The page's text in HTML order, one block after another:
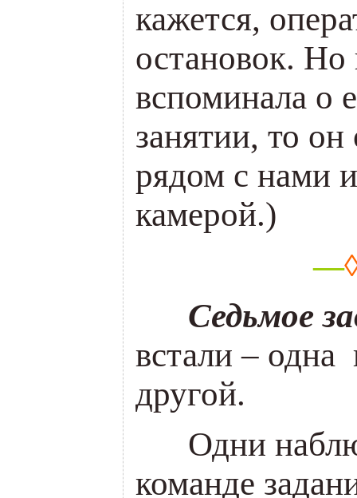
кажется,
остановок. Но
вспоминала о
занятии, то он
рядом с нами
камерой.)
—
Седьмое
встали –
другой.
Одни
команде